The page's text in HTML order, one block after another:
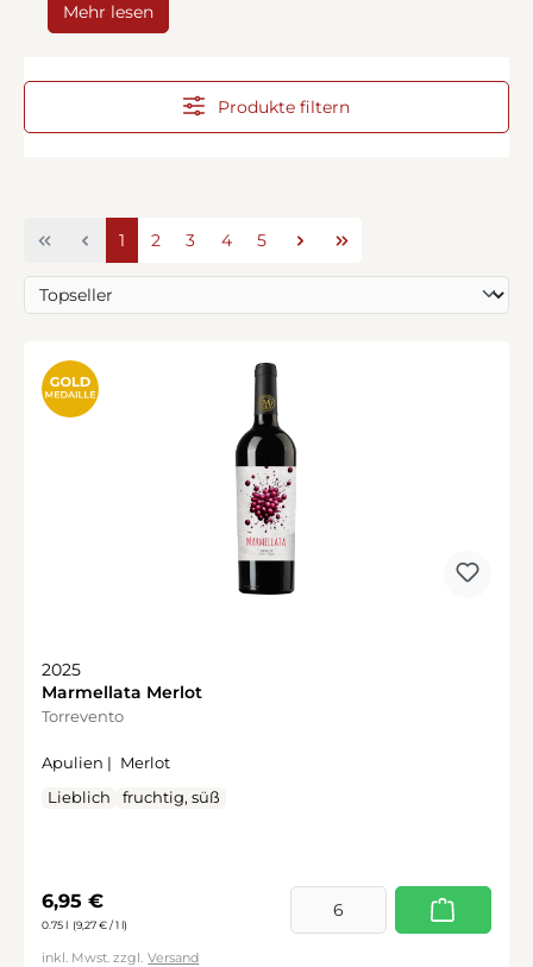
Mehr lesen
Produkte filtern
Seite
1 Seite
2 Seite
3 Seite
4 Seite
5
2025
Marmellata Merlot
Torrevento
Apulien | Merlot
Lieblich
fruchtig, süß
Regulärer Preis:
6,95 €
0.75 l (9,27 € / 1 l)
inkl. Mwst. zzgl. Versand